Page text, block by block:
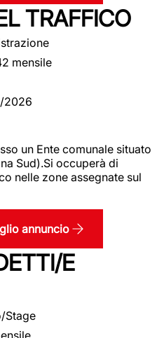
TRAFFICO
mensile
2026
un Ente comunale situato
Sud).Si occuperà di
nelle zone assegnate sul
annuncio
E
Stage